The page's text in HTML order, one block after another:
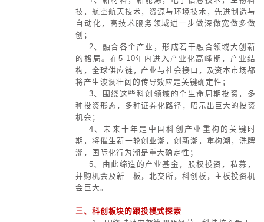
的科技投入，提升基础研究和应用
力。
现新突破。
4、要进一步优化投入结构，突
科技成果、科技转化、科技产业，构
向的科技创新工作体系，健全成果转
加速技术迭代升级，建立更加有效的
分享机制，让科技成果有市场、让
报。
5、要在增强创新体系效能上不
破。
6、普遍共识是，央企应作为创
进行原创性引领科技攻关，同时大力